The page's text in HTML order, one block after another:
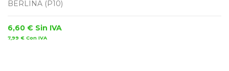
BERLINA (P10)
6,60 € Sin IVA
7,99 € Con IVA